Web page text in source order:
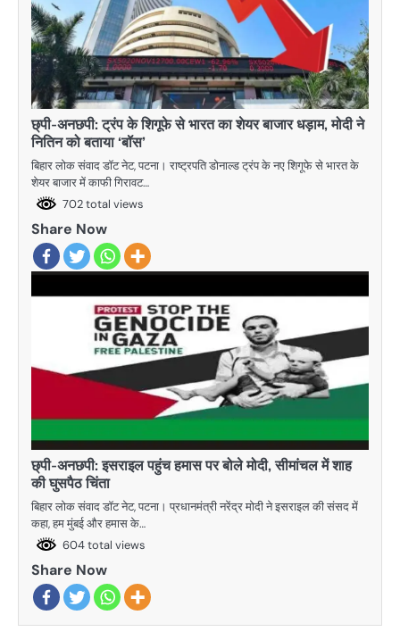
छ्पी-अनछपी: ट्रंप के शिगूफे से भारत का शेयर बाजार धड़ाम, मोदी ने
नितिन को बताया ‘बॉस’
बिहार लोक संवाद डॉट नेट, पटना। राष्ट्रपति डोनाल्ड ट्रंप के नए शिगूफे से भारत के
शेयर बाजार में काफी गिरावट…
702 total views
Share Now
छ्पी-अनछपी: इसराइल पहुंच हमास पर बोले मोदी, सीमांचल में शाह
की घुसपैठ चिंता
बिहार लोक संवाद डॉट नेट, पटना। प्रधानमंत्री नरेंद्र मोदी ने इसराइल की संसद में
कहा, हम मुंबई और हमास के…
604 total views
Share Now